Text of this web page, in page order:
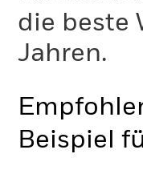
die beste
Jahren.
Beispiel